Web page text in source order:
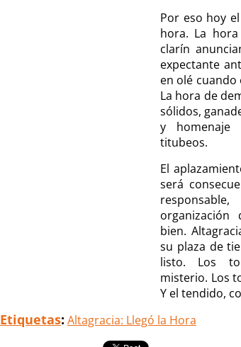
Por eso hoy
hora. La
clarín
expectante
en olé
La hora de
sólidos,
y homenaje
titubeos.
El
será
bien.
su plaza de
listo. Los
misterio. Los
Y el tendido,
Etiquetas: Altagracia: Llegó la Hora